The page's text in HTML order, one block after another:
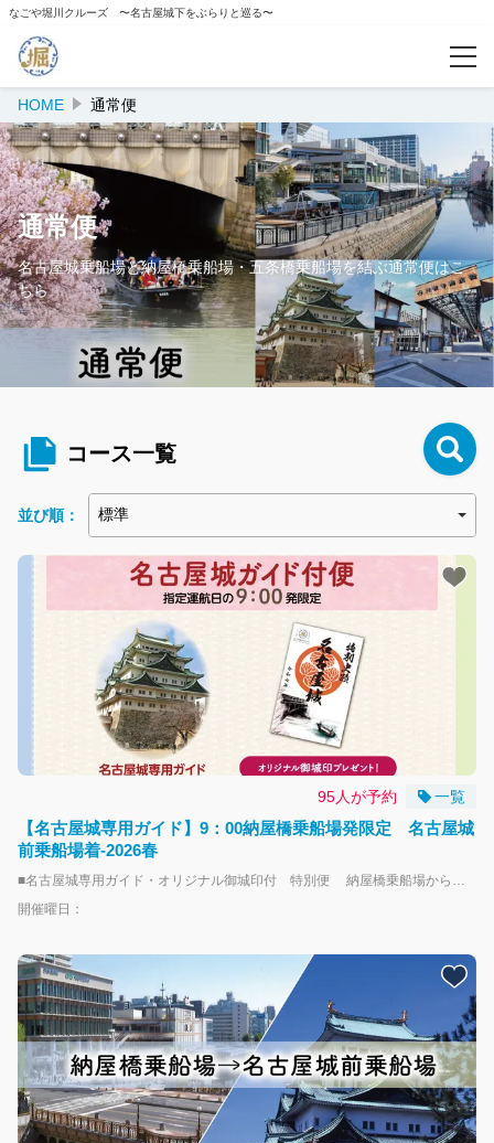
なごや堀川クルーズ 〜名古屋城下をぶらりと巡る〜
予約確認
カテゴリー
通常便
名古屋城前乗船場出発便
五条橋乗船場出発便
納屋橋乗船場出発便
おもてなし武将隊船内ガイド便
ナゴヤ座船内講談便
HOME 通常便
通常便
名古屋城乗船場と納屋橋乗船場・五条橋乗船場を結ぶ通常便はこ
ちら
コース一覧
並び順：
95人が予約 一覧
【名古屋城専用ガイド】9：00納屋橋乗船場発限定 名古屋城
前乗船場着-2026春
■名古屋城専用ガイド・オリジナル御城印付 特別便 納屋橋乗船場から名古屋城前乗船場までのクルーズをお楽しみ頂き、その後、名古屋城にて専用ガイドによる名古屋城の専用ガイドとなごや堀川クルーズとコラボしたオリジナル御城印をプレゼントさせて頂きます。 ※名古屋城のガイド時間約40分 ※名古屋城の入城料は含まれておりません。 ※名古屋城でのガイドは、日本語でのガイドのみとなります。 （Guided tours at Nagoya Castle are only available in Japanese.） ■なごや 堀川クルーズについて 1610年 名古屋城の築城とともに誕生した堀川で、「なごや堀川クルーズ」に乗船して水上散歩が楽しめます。 乗船場は、名古屋城正門から徒歩３分「名古屋城前乗船場」と伏見駅徒歩７分「納屋橋乗船場」、2024年秋より就航となった円頓寺商店街や四間道すぐの「五条橋乗船場」の３点を運航します。 運航は、期間中の毎週土曜・日曜・祝日を中心に一部平日を運航します。 乗船場近隣で使えるお得な特典や特別企画などがありますので、名古屋・堀川周辺の観光やグルメ、歴史探訪をぜひお楽しみください！ 詳しくは「なごや堀川クルーズ」専用ウェブサイトをご覧ください https://www.nagoya-horikawa-cruise.jp/ ーーーーーーお子様とご乗船の方へーーーーーー ・未就学児のお子様は、大人１名につき、１人まで無料となります。 ※２人目以降は小人チケットが必要になります。 ーーーーーーーーー注意事項ーーーーーーーーー ・本プランは周遊プランではなく、片道となりますので予めご了承ください。 ・乗船予約は運航日当日のAM6:00締め切りとなります。それ以降のご乗船につきましては直接お越しくださいませ。 ・天候状況並びに河川の状況次第で運航を中止する場合がございます、予めご了承ください。 ・船内にお手洗いはございません、ご乗船前に予めお済ませいただきますよう、ご協力お願いいたします。 ・ご乗船いただく際にライフジャケットのご着用をお願いしております。 ・当船はバリアフリー適応除外船となりますので予めご了承ください。 ・使用している船舶および船着場に階段や段差がございます。 職員が可能な限りお手伝いしますが、乗船時に安全の確保が難しい場合、ご乗船できないことがございます。
開催曜日：